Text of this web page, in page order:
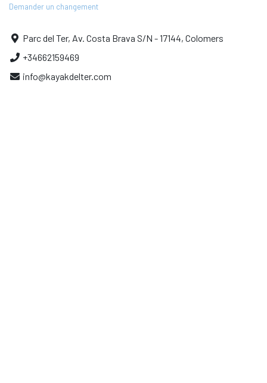
Demander un changement
Parc del Ter, Av. Costa Brava S/N - 17144, Colomers
+34662159469
info@kayakdelter.com